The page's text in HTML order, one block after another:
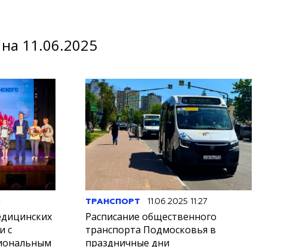
11.06.2025
с
ТРАНСПОРТ 11.06.2025 11:27
Расписание общественного
транспорта Подмосковья в
праздничные дни